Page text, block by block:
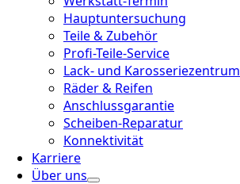
Hauptuntersuchung
Teile & Zubehör
Profi-Teile-Service
Lack- und Karosseriezentrum
Räder & Reifen
Anschlussgarantie
Scheiben-Reparatur
Konnektivität
Karriere
Über uns